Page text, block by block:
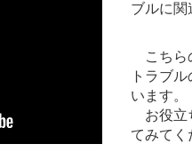
ブルに関
こちら
トラブ
います。
お役立
てみてく